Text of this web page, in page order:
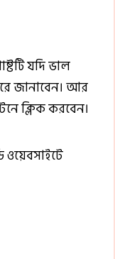
যদি ভাল
জানাবেন। আর
ক্লিক করবেন।